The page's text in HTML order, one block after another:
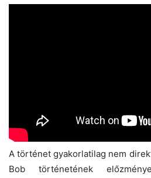
A történet gyakorlatilag nem
Bob történetének